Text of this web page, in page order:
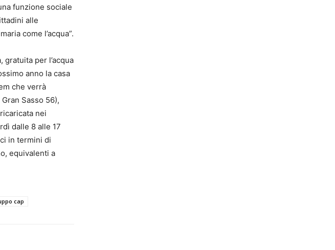
funzione sociale
alle
come l’acqua”.
per l’acqua
anno la casa
che verrà
Sasso 56),
nei
dalle 8 alle 17
in termini di
equivalenti a
cap